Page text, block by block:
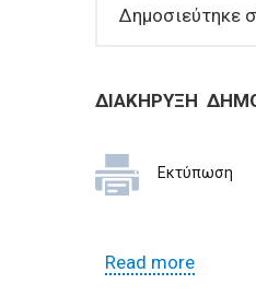
Δημοσιεύτηκε
ΔΙΑΚΗΡΥΞΗ
Εκτύπωση
Read moreabout